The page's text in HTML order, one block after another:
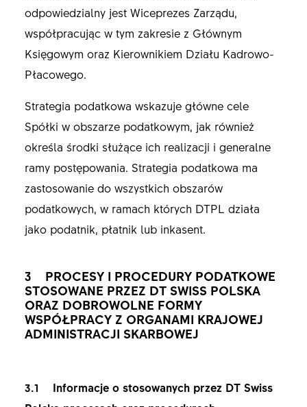
odpowiedzialny jest Wiceprezes Zarządu,
współpracując w tym zakresie z Głównym
Księgowym oraz Kierownikiem Działu Kadrowo-
Płacowego.
Strategia podatkowa wskazuje główne cele
Spółki w obszarze podatkowym, jak również
określa środki służące ich realizacji i generalne
ramy postępowania. Strategia podatkowa ma
zastosowanie do wszystkich obszarów
podatkowych, w ramach których DTPL działa
jako podatnik, płatnik lub inkasent.
3 PROCESY I PROCEDURY PODATKOWE
STOSOWANE PRZEZ DT SWISS POLSKA
ORAZ DOBROWOLNE FORMY
WSPÓŁPRACY Z ORGANAMI KRAJOWEJ
ADMINISTRACJI SKARBOWEJ
3.1 Informacje o stosowanych przez DT Swiss